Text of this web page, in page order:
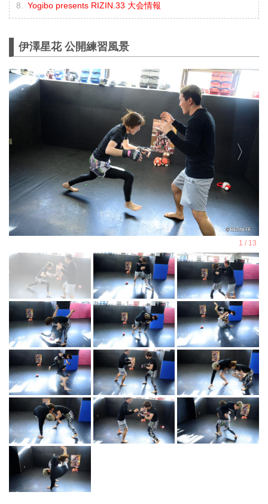
Yogibo presents RIZIN.33 大会情報
伊澤星花 公開練習風景